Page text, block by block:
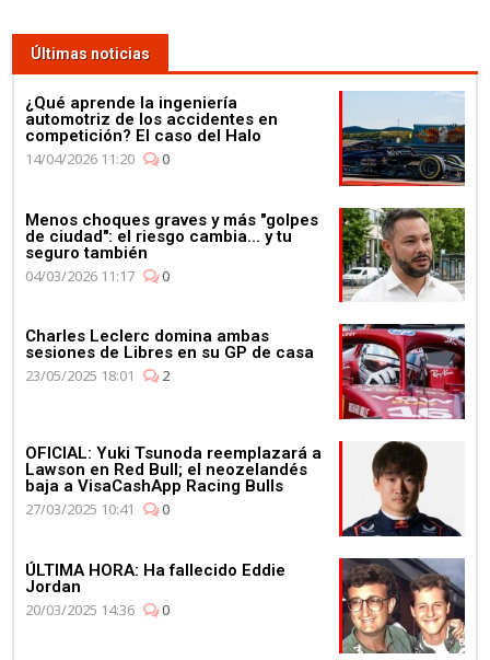
Últimas noticias
¿Qué aprende la ingeniería
automotriz de los accidentes en
competición? El caso del Halo
14/04/2026 11:20
0
Menos choques graves y más "golpes
de ciudad": el riesgo cambia... y tu
seguro también
04/03/2026 11:17
0
Charles Leclerc domina ambas
sesiones de Libres en su GP de casa
23/05/2025 18:01
2
OFICIAL: Yuki Tsunoda reemplazará a
Lawson en Red Bull; el neozelandés
baja a VisaCashApp Racing Bulls
27/03/2025 10:41
0
ÚLTIMA HORA: Ha fallecido Eddie
Jordan
20/03/2025 14:36
0